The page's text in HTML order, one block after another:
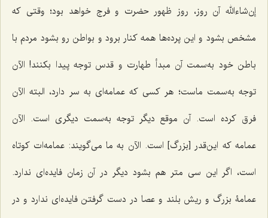
إن‌شاءالله آن روز، روز ظهور حضرت و فرج خواهد بود؛ وقتى که
مشخص بشود و این پرده‌ها همه کنار برود و بواطن رو بشود مردم با
باطن خود به‌سمت آن مبدأ طهارت و قدس توجه پیدا بکنند! الآن
توجه به‌سمت ماست؛ هر کسی که عمامه‌اى به سر دارد، البته الآن
فرق کرده است. آن موقع دیگر توجه به‌سمت دیگری است. الآن
عمامه که این‌قدر [بزرگ] است. الآن به ما می‌گویند: عمامه‌ات کوتاه
است، اگر این سى متر هم بشود دیگر در آن زمان فایده‌اى ندارد.
عمامۀ بزرگ و ریش بلند و عصا در دست گرفتن فایده‌ای ندارد و در